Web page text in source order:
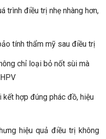
trình điều trị nhẹ nhàng hơn,
tính thẩm mỹ sau điều trị
chỉ loại bỏ nốt sùi mà
kết hợp đúng phác đồ, hiệu
hiệu quả điều trị không